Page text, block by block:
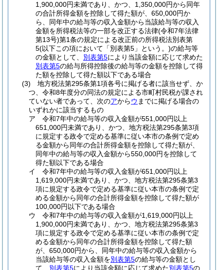
1,900,000円未満であり、かつ、1,350,000円から同年
の合計所得金額を控除して得た額が、650,000円か
ら、同年中の給与等の収入金額から当該給与等の収入
金額を所得税法等の一部を改正する法律(令和7年法律
第13号)第1条の規定による改正前の所得税法別表第
5(以下この項において「別表第5」という。)の給与等
の金額として、 別表第5により当該金額に応じて求めた
別表第5の給与所得控除後の給与等の金額を控除して得
た額を控除して得た額以下である場合
(3)
地方税法第295条第1項各号に掲げる者に該当せず、か
つ、令和8年度分の同法の規定による市町村民税が課され
ていない者であって、次のアからウ までに掲げる場合の
いずれかに該当するもの
ア
令和7年中の給与等の収入金額が551,000円以上
651,000円未満であり、かつ、地方税法第295条第3項
に規定する政令で定める基準に従い本市の条例で定め
る金額から同年の合計所得金額を控除して得た額が、
同年中の給与等の収入金額から550,000円を控除して
得た額以下である場合
イ
令和7年中の給与等の収入金額が651,000円以上
1,619,000円未満であり、かつ、地方税法第295条第3
項に規定する政令で定める基準に従い本市の条例で定
める金額から同年の合計所得金額を控除して得た額が
100,000円以下である場合
ウ
令和7年中の給与等の収入金額が1,619,000円以上
1,900,000円未満であり、かつ、地方税法第295条第3
項に規定する政令で定める基準に従い本市の条例で定
める金額から同年の合計所得金額を控除して得た額
が、650,000円から、同年中の給与等の収入金額から
当該給与等の収入金額を別表第5の給与等の金額とし
て、 別表第5により当該金額に応じて求めた別表第5の